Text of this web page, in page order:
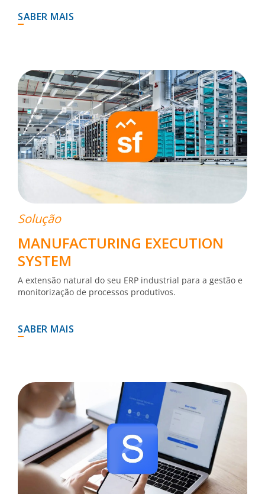
SABER MAIS
Solução
MANUFACTURING EXECUTION
SYSTEM
A extensão natural do seu ERP industrial para a gestão e
monitorização de processos produtivos.
SABER MAIS